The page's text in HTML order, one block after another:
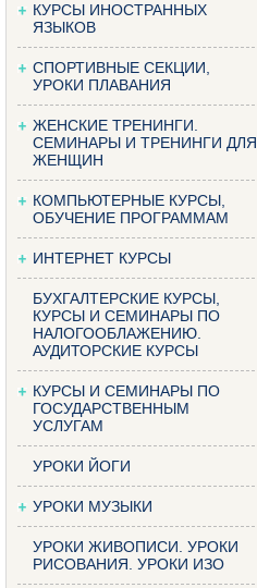
КУРСЫ ИНОСТРАННЫХ
ЯЗЫКОВ
СПОРТИВНЫЕ СЕКЦИИ,
УРОКИ ПЛАВАНИЯ
ЖЕНСКИЕ ТРЕНИНГИ.
СЕМИНАРЫ И ТРЕНИНГИ ДЛЯ
ЖЕНЩИН
КОМПЬЮТЕРНЫЕ КУРСЫ,
ОБУЧЕНИЕ ПРОГРАММАМ
ИНТЕРНЕТ КУРСЫ
БУХГАЛТЕРСКИЕ КУРСЫ,
КУРСЫ И СЕМИНАРЫ ПО
НАЛОГООБЛАЖЕНИЮ.
АУДИТОРСКИЕ КУРСЫ
КУРСЫ И СЕМИНАРЫ ПО
ГОСУДАРСТВЕННЫМ
УСЛУГАМ
УРОКИ ЙОГИ
УРОКИ МУЗЫКИ
УРОКИ ЖИВОПИСИ. УРОКИ
РИСОВАНИЯ. УРОКИ ИЗО